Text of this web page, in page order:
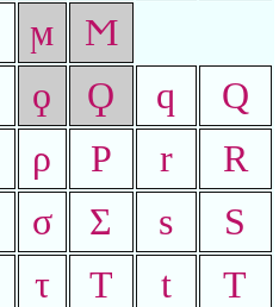
ϻ
Ϻ
ϙ Ϙ q
Q
ρ Ρ r
R
σ Σ s
S
τ Τ t T